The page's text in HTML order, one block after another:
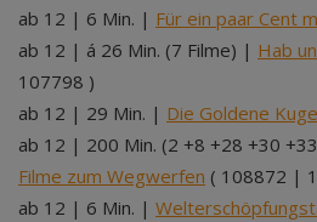
ab 12 | 6 Min. | Für ein paar Cent
ab 12 | á 26 Min. (7 Filme) | Hab
107798 )
ab 12 | 29 Min. | Die Goldene
ab 12 | 200 Min. (2 +8 +28 +30
Filme zum Wegwerfen ( 108872 |
ab 12 | 6 Min. |